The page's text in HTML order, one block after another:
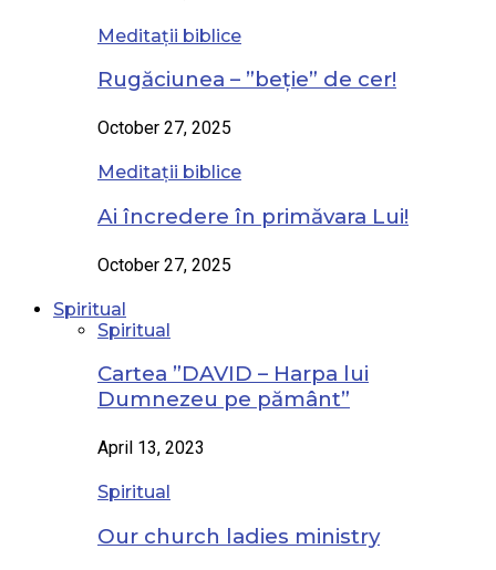
Meditații biblice
Rugăciunea – ”beție” de cer!
October 27, 2025
Meditații biblice
Ai încredere în primăvara Lui!
October 27, 2025
Spiritual
Spiritual
Cartea ”DAVID – Harpa lui
Dumnezeu pe pământ”
April 13, 2023
Spiritual
Our church ladies ministry